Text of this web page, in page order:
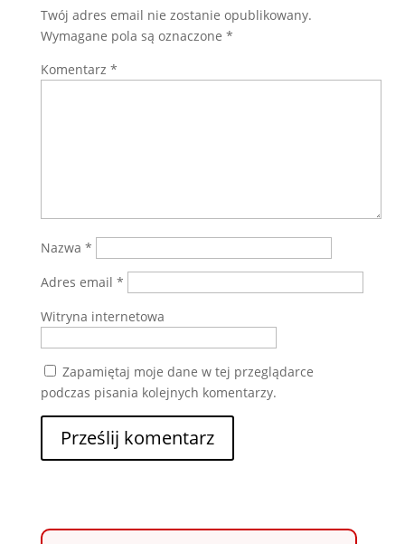
Twój adres email nie zostanie opublikowany.
Wymagane pola są oznaczone *
Komentarz *
Nazwa *
Adres email *
Witryna internetowa
Zapamiętaj moje dane w tej przeglądarce
podczas pisania kolejnych komentarzy.